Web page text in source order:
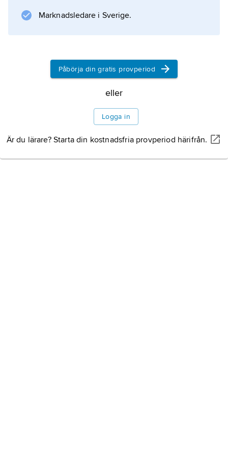
Marknadsledare i Sverige.
Påbörja din gratis provperiod
eller
Logga in
Är du lärare? Starta din kostnadsfria provperiod härifrån.